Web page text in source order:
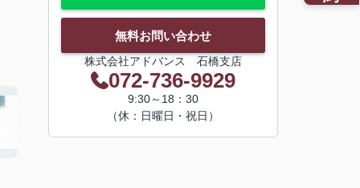
無料お問い合わせ
株式会社アドバンス 石橋支店
072-736-9929
9:30～18：30
（休：日曜日・祝日）